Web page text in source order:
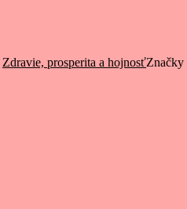
Zdravie, prosperita a hojnosťZnačky